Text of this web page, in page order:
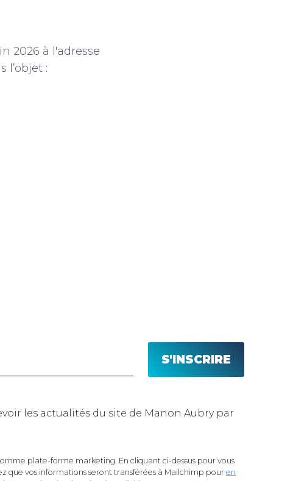
2026 à l'adresse
l’objet :
Manon Aubry par
plate-forme marketing. En cliquant ci-dessus pour vous
que vos informations seront transférées à Mailchimp pour en